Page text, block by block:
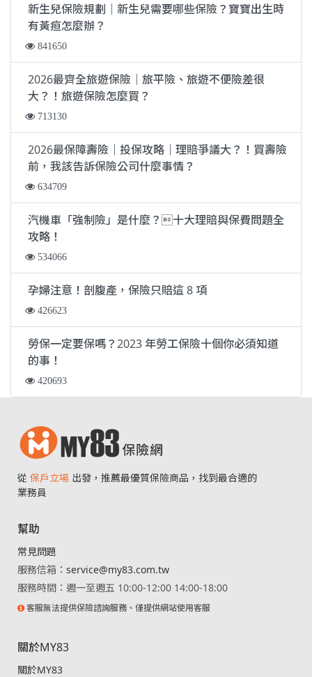
新生兒保險規劃｜新生兒需要哪些保險？寶寶出生時
有黃疸怎麼辦？
841650
2026最齊全旅遊保險｜旅平險、旅遊不便險差很
大？！旅遊保險怎麼買？
713130
2026最保障壽險｜投保攻略｜理賠爭議大？！買壽險
前，我該告訴保險公司什麼事情？
634709
汽機車「強制險」是什麼？十大理賠與保費問題全
攻略！
534066
孕婦注意！剖腹產，保險只賠這 8 項
426623
勞保一定要保嗎？2023 年勞工保險十個你必須知道
的事！
420693
從 保戶立場 出發，推薦最優質保險商品，找到最合適的
業務員
幫助
常見問題
服務信箱： service@my83.com.tw
服務時間：週一至週五 10:00-12:00 14:00-18:00
客服無法提供保險諮詢服務、僅提供網站使用客服
關於MY83
關於MY83